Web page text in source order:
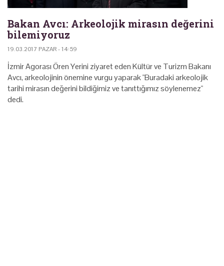
Bakan Avcı: Arkeolojik mirasın değerini
bilemiyoruz
19.03.2017 PAZAR - 14:59
İzmir Agorası Ören Yerini ziyaret eden Kültür ve Turizm Bakanı
Avcı, arkeolojinin önemine vurgu yaparak "Buradaki arkeolojik
tarihi mirasın değerini bildiğimiz ve tanıttığımız söylenemez"
dedi.